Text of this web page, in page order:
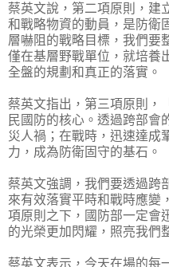
蔡英文說，第二項原則，建
和戰略物資的動員，是防衛
層嚇阻的戰略目標，我們要
僅在基層野戰單位，就培養
全盤的規劃和真正的落實。
蔡英文指出，第三項原則，
民國防的核心。透過跨部會
災人禍；在戰時，迅速達成
力，成為防衛固守的基石。
蔡英文強調，我們要透過跨
來有效落實平時和戰時應變
項原則之下，國防部一定會
的光榮更加閃耀，照亮我們
蔡英文表示，今天在場的每